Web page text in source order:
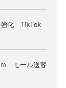
強化 TikTok
モール送客